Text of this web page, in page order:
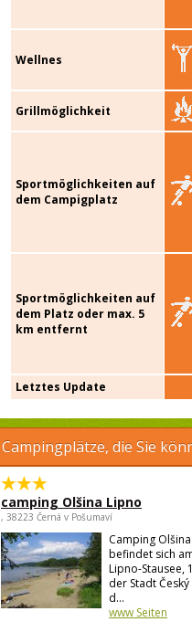
Wellnes
Grillmöglichkeit
Sportmöglichkeiten auf
dem Campigplatz
Sportmöglichkeiten auf
dem Platz oder max. 5
km entfernt
Letztes Update
Campingplätze, die Sie
camping Olšina Lipno
, 38223 Černá v Pošumaví
Camping
befindet sich
Lipno-Stausee,
der Stadt
d...
www Seiten